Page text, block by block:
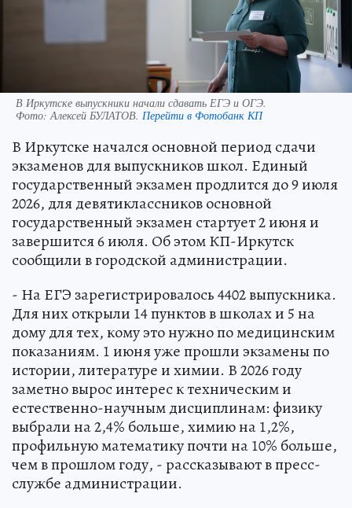
В Иркутске выпускники начали сдавать ЕГЭ и ОГЭ.
Фото:Алексей БУЛАТОВ. Перейти в Фотобанк КП
В Иркутске начался основной период сдачи
экзаменов для выпускников школ. Единый
государственный экзамен продлится до 9 июля
2026, для девятиклассников основной
государственный экзамен стартует 2 июня и
завершится 6 июля. Об этом КП-Иркутск
сообщили в городской администрации.
- На ЕГЭ зарегистрировалось 4402 выпускника.
Для них открыли 14 пунктов в школах и 5 на
дому для тех, кому это нужно по медицинским
показаниям. 1 июня уже прошли экзамены по
истории, литературе и химии. В 2026 году
заметно вырос интерес к техническим и
естественно-научным дисциплинам: физику
выбрали на 2,4% больше, химию на 1,2%,
профильную математику почти на 10% больше,
чем в прошлом году, - рассказывают в пресс-
службе администрации.